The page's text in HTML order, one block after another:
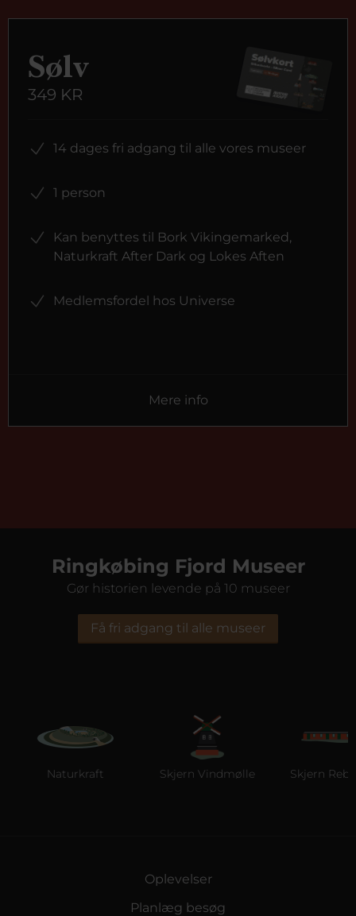
Sølv
349 KR
14 dages fri adgang til alle vores museer
1 person
Kan benyttes til Bork Vikingemarked,
Naturkraft After Dark og Lokes Aften
Medlemsfordel hos Universe
Mere info
Ringkøbing Fjord Museer
Gør historien levende på 10 museer
Få fri adgang til alle museer
Naturkraft Skjern Vindmølle Skjern
Oplevelser
Planlæg besøg